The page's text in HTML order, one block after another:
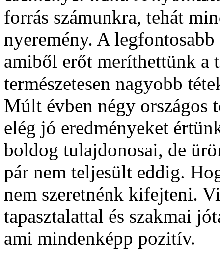
forrás számunkra, tehát
nyeremény. A
amiből erőt meríthettünk a
természetesen nagyobb
Múlt évben négy országos
elég jó eredményeket
boldog tulajdonosai, de
pár nem teljesült eddig.
nem szeretnénk kifejteni.
tapasztalattal és szakmai
ami mindenképp pozitív.